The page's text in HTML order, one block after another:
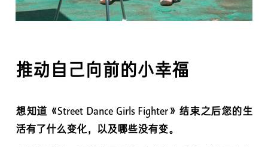
推动自己向前的小幸福
想知道《Street Dance Girls Fighter》结束之后您的生
活有了什么变化，以及哪些没有变。